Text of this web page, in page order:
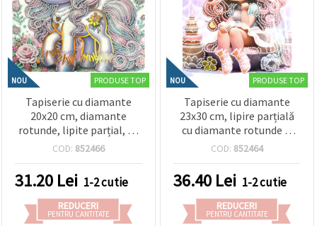
NOU PRODUSE TOP
Tapiserie cu diamante
20x20 cm, diamante
rotunde, lipite parțial, cu
ramă - Candy Unicorn LT-
COD: 852466
31.20 Lei 1-2 cutie
REDUCERI
PENTRU CANTITATE
NOU PRODUSE TOP
Tapiserie cu diamante
23x30 cm, lipire parțială
cu diamante rotunde și
ramă - Sugar Girl DG-
COD: 852464
36.40 Lei 1-2 cutie
REDUCERI
PENTRU CANTITATE